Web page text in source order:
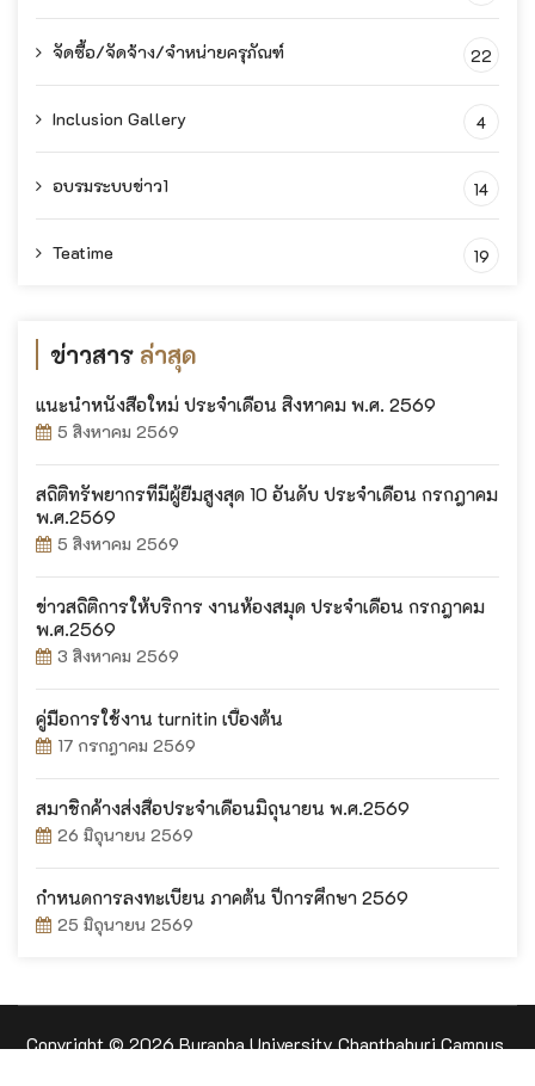
จัดซื้อ/จัดจ้าง/จำหน่ายครุภัณฑ์ 22
Inclusion Gallery 4
อบรมระบบข่าว1 14
Teatime 19
ข่าวสาร ล่าสุด
แนะนำหนังสือใหม่ ประจำเดือน สิงหาคม พ.ศ. 2569
5 สิงหาคม 2569
สถิติทรัพยากรที่มีผู้ยืมสูงสุด 10 อันดับ ประจำเดือน กรกฎาคม
พ.ศ.2569
5 สิงหาคม 2569
ข่าวสถิติการให้บริการ งานห้องสมุด ประจำเดือน กรกฎาคม
พ.ศ.2569
3 สิงหาคม 2569
คู่มือการใช้งาน turnitin เบื้องต้น
17 กรกฎาคม 2569
สมาชิกค้างส่งสื่อประจำเดือนมิถุนายน พ.ศ.2569
26 มิถุนายน 2569
กำหนดการลงทะเบียน ภาคต้น ปีการศึกษา 2569
25 มิถุนายน 2569
Copyright © 2026 Burapha University Chanthaburi Campus.